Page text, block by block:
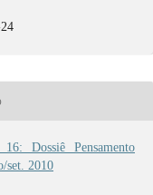
Dossiê Pensamento
set. 2010